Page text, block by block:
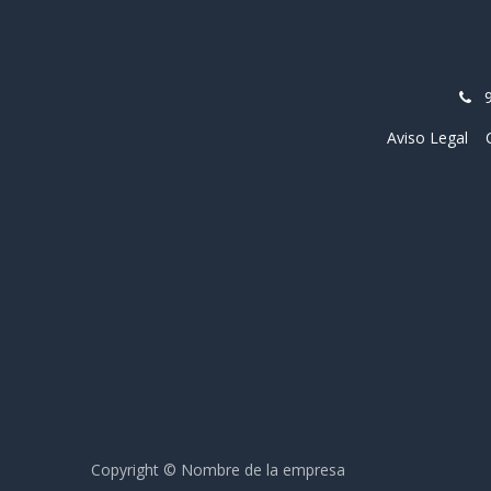
Aviso Legal
Copyright © Nombre de la empresa